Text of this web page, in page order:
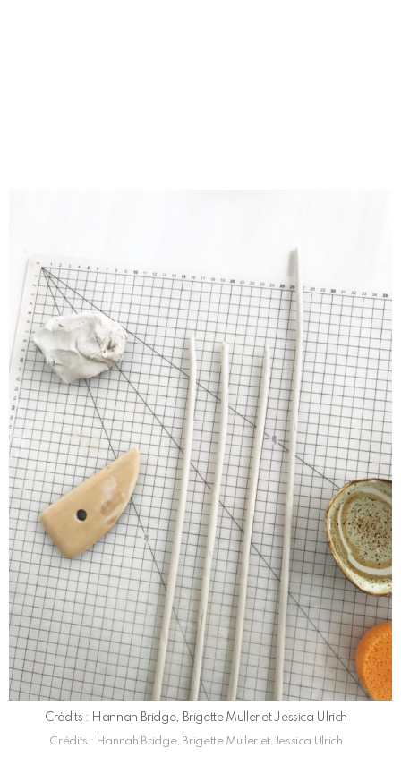
Crédits : Hannah Bridge, Brigette Muller et Jessica Ulrich
Crédits : Hannah Bridge, Brigette Muller et Jessica Ulrich